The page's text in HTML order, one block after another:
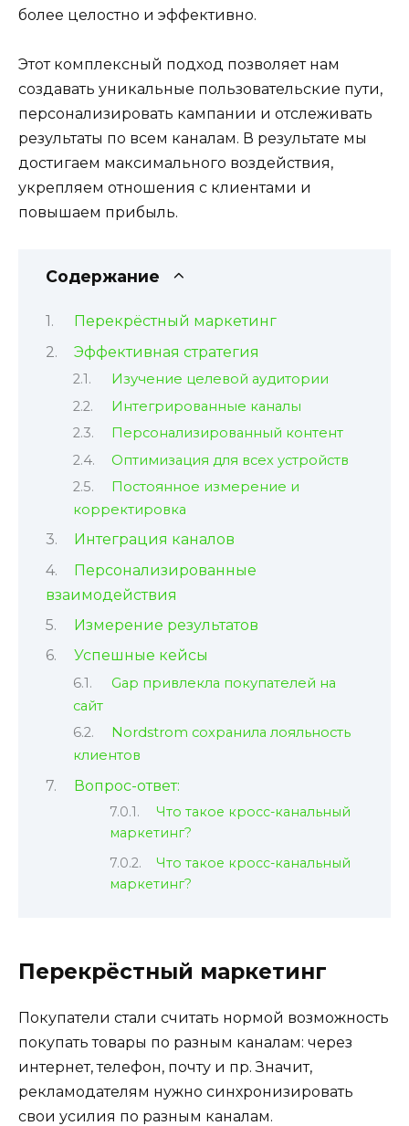
более целостно и эффективно.
Этот комплексный подход позволяет нам
создавать уникальные пользовательские пути,
персонализировать кампании и отслеживать
результаты по всем каналам. В результате мы
достигаем максимального воздействия,
укрепляем отношения с клиентами и
повышаем прибыль.
Содержание
Перекрёстный маркетинг
Эффективная стратегия
Изучение целевой аудитории
Интегрированные каналы
Персонализированный контент
Оптимизация для всех устройств
Постоянное измерение и
корректировка
Интеграция каналов
Персонализированные
взаимодействия
Измерение результатов
Успешные кейсы
Gap привлекла покупателей на
сайт
Nordstrom сохранила лояльность
клиентов
Вопрос-ответ:
Что такое кросс-канальный
маркетинг?
Что такое кросс-канальный
маркетинг?
Перекрёстный маркетинг
Покупатели стали считать нормой возможность
покупать товары по разным каналам: через
интернет, телефон, почту и пр. Значит,
рекламодателям нужно синхронизировать
свои усилия по разным каналам.